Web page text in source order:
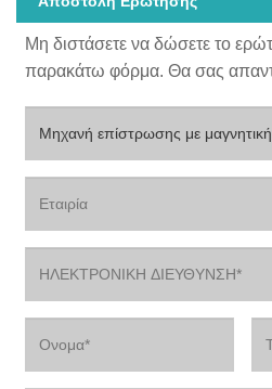
Μη διστάσετε να δώσετε το
παρακάτω φόρμα. Θα σας